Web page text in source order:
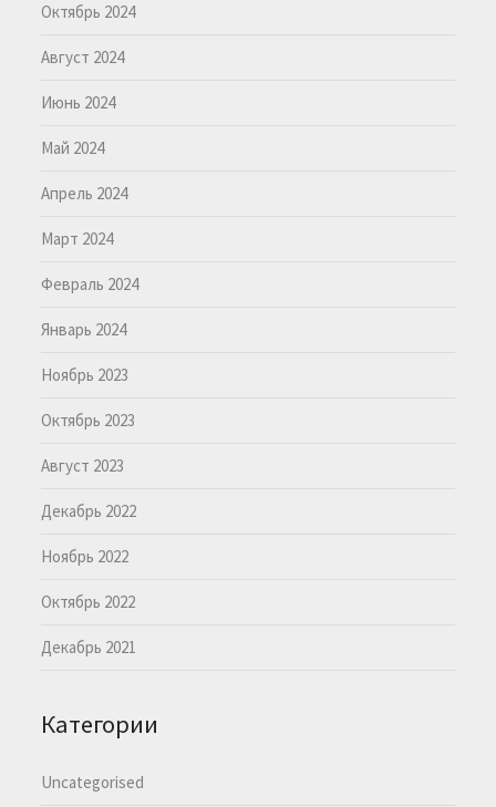
Октябрь 2024
Август 2024
Июнь 2024
Май 2024
Апрель 2024
Март 2024
Февраль 2024
Январь 2024
Ноябрь 2023
Октябрь 2023
Август 2023
Декабрь 2022
Ноябрь 2022
Октябрь 2022
Декабрь 2021
Категории
Uncategorised